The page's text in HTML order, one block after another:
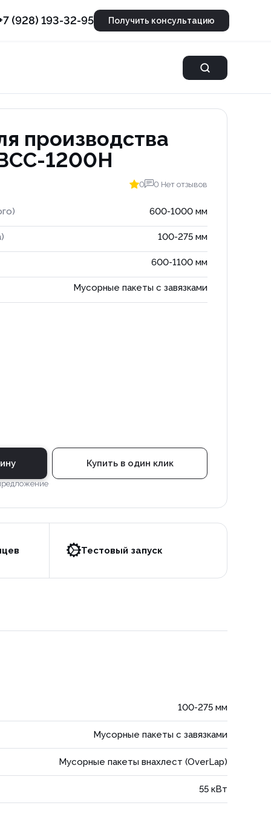
(928) 193-32-95 Получить консультацию
производства
1200H
0 0 Нет отзывов
600-1000 мм
100-275 мм
600-1100 мм
Мусорные пакеты с завязками
Купить в один клик
Тестовый запуск
100-275 мм
Мусорные пакеты с завязками
Мусорные пакеты внахлест (OverLap)
55 кВт